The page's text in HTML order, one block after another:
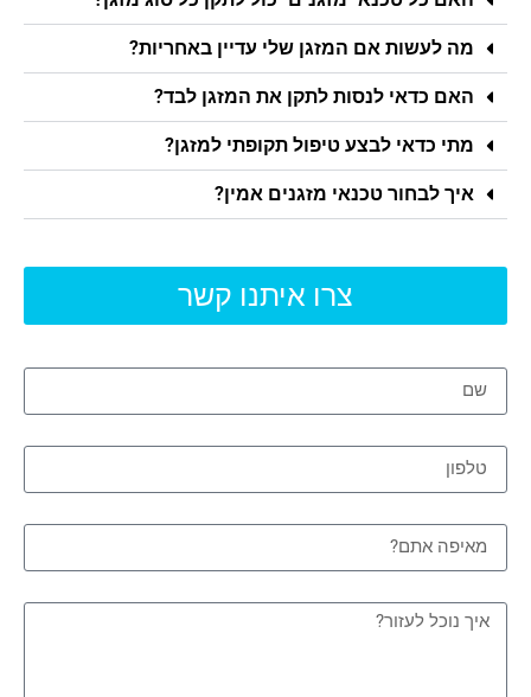
מה לעשות אם המזגן שלי עדיין באחריות?
האם כדאי לנסות לתקן את המזגן לבד?
מתי כדאי לבצע טיפול תקופתי למזגן?
איך לבחור טכנאי מזגנים אמין?
צרו איתנו קשר